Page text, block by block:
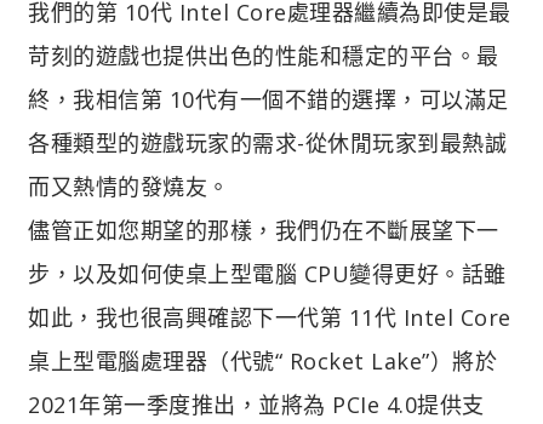
我們的第 10代 Intel Core處理器繼續為即使是最
苛刻的遊戲也提供出色的性能和穩定的平台。最
終，我相信第 10代有一個不錯的選擇，可以滿足
各種類型的遊戲玩家的需求-從休閒玩家到最熱誠
而又熱情的發燒友。
儘管正如您期望的那樣，我們仍在不斷展望下一
步，以及如何使桌上型電腦 CPU變得更好。話雖
如此，我也很高興確認下一代第 11代 Intel Core
桌上型電腦處理器（代號“ Rocket Lake”）將於
2021年第一季度推出，並將為 PCIe 4.0提供支